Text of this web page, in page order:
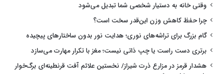
وقتی خانه به دستیار شخصی شما تبدیل می‌شود
چرا حفظ کاهش وزن این‌قدر سخت است؟
گام بزرگ برای تراشه‌های نوری؛ هدایت نور بدون ساختارهای پیچیده
برتری دست راست یا چپ ذاتی نیست؛ مغز با تکرار مهارت می‌سازد
هشدار قرمز در مزارع ذرت شیراز/ نخستین علائم آفت قرنطینه‌ای برگ‌خوار